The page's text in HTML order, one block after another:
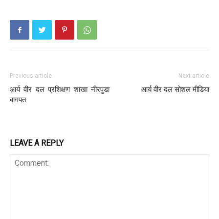
Previous article
आर्य वीर दल प्रशिक्षण शाखा नीरपुडा
बागपत
Next article
आर्य वीर दल सोशल मीडिया
LEAVE A REPLY